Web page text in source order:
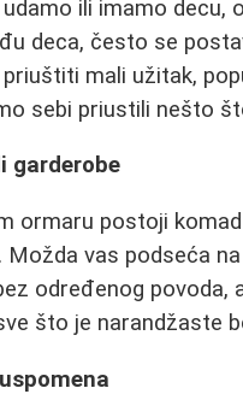
ili imamo decu,
deca, često se
mali užitak,
sebi priustili nešto
garderobe
ormaru postoji
vas podseća
određenog
što je narandžaste